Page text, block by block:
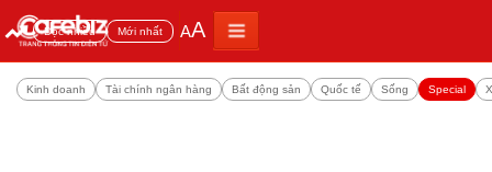
Đọc nhiều Mới nhất AA
Kinh doanh Tài chính ngân hàng Bất động sản Quốc tế Sống Special